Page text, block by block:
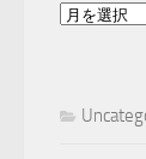
ア
ブ